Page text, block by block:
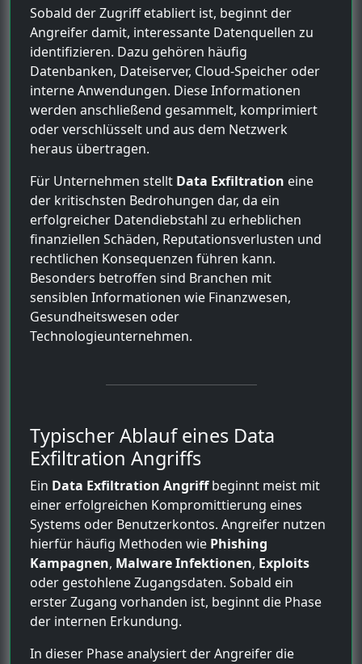
Sobald der Zugriff etabliert ist, beginnt der
Angreifer damit, interessante Datenquellen zu
identifizieren. Dazu gehören häufig
Datenbanken, Dateiserver, Cloud-Speicher oder
interne Anwendungen. Diese Informationen
werden anschließend gesammelt, komprimiert
oder verschlüsselt und aus dem Netzwerk
heraus übertragen.
Für Unternehmen stellt Data Exfiltration eine
der kritischsten Bedrohungen dar, da ein
erfolgreicher Datendiebstahl zu erheblichen
finanziellen Schäden, Reputationsverlusten und
rechtlichen Konsequenzen führen kann.
Besonders betroffen sind Branchen mit
sensiblen Informationen wie Finanzwesen,
Gesundheitswesen oder
Technologieunternehmen.
Typischer Ablauf eines Data
Exfiltration Angriffs
Ein Data Exfiltration Angriffbeginnt meist mit
einer erfolgreichen Kompromittierung eines
Systems oder Benutzerkontos. Angreifer nutzen
hierfür häufig Methoden wie Phishing
Kampagnen, Malware Infektionen, Exploits
oder gestohlene Zugangsdaten. Sobald ein
erster Zugang vorhanden ist, beginnt die Phase
der internen Erkundung.
In dieser Phase analysiert der Angreifer die